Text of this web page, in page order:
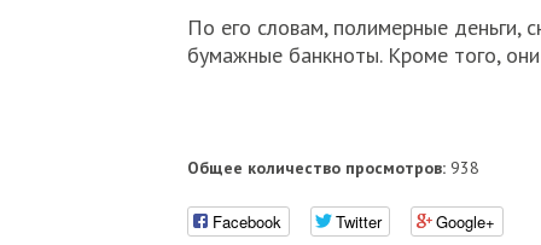
По его словам, полимерные
бумажные банкноты. Кроме того,
Общее количество просмотров: 938
Facebook Twitter Google+